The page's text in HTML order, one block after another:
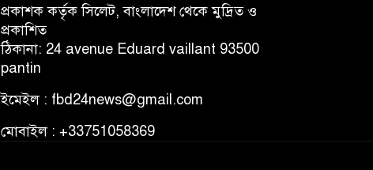
প্রকাশক কর্তৃক সিলেট, বাংলাদেশ থেকে মুদ্রিত ও
প্রকাশিত
ঠিকানা: 24 avenue Eduard vaillant 93500
pantin
ইমেইল : fbd24news@gmail.com
মোবাইল : +33751058369